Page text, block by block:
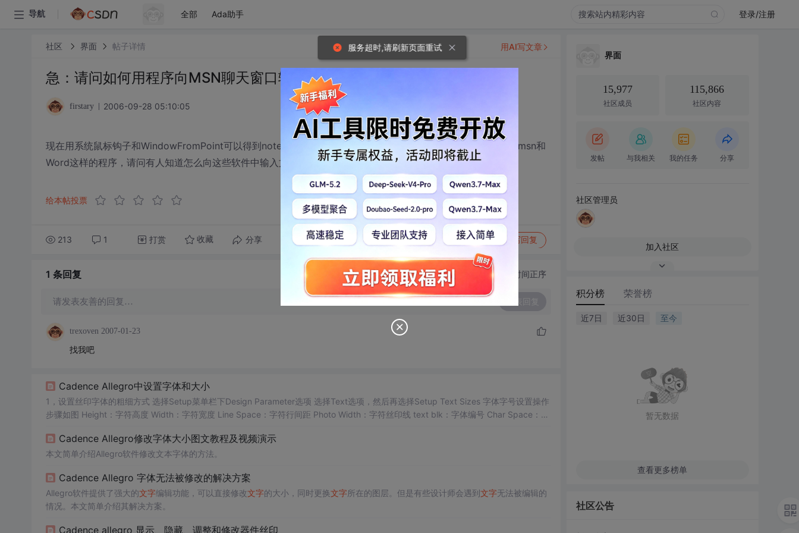
导航 全部 Ada助手 登录/注册
社区 界面 帖子详情
急：请问如何用程序向MSN聊天窗口输入文字？
firstary 2006-09-28 05:10:05
现在用系统鼠标钩子和WindowFromPoint可以得到notepad的窗口句柄并向里面写字，可是同样的办法对付不了msn和
Word这样的程序，请问有人知道怎么向这些软件中输入文字吗，最好能用鼠标操作选择。
给本帖投票
213 1 打赏 收藏 分享 转发到动态 举报 写回复
用AI写文章
1 条回复 切换为时间正序
请发表友善的回复…
trexoven 2007-01-23
找我吧
Cadence Allegro中设置字体和大小
1，设置丝印字体的粗细方式 选择Setup菜单栏下Design Parameter选项 选择Text选项，然后再选择Setup Text Sizes 字体字号设置操作
步骤如图 Height：字符高度 Width：字符宽度 Line Space：字符行间距 Photo Width：字符丝印线 text blk：字体编号 Char Space：字
Cadence Allegro修改字体大小图文教程及视频演示
本文简单介绍Allegro软件修改文本字体的方法。
Cadence Allegro 字体无法被修改的解决方案
Allegro软件提供了强大的文字编辑功能，可以直接修改文字的大小，同时更换文字所在的图层。但是有些设计师会遇到文字无法被编辑的
情况。本文简单介绍其解决方案。
Cadence allegro 显示、隐藏、调整和修改器件丝印
界面
15,977
社区成员
115,866
社区内容
发帖 与我相关 我的任务 分享
社区管理员
加入社区
积分榜 荣誉榜
近7日 近30日 至今
暂无数据
查看更多榜单
社区公告
服务超时,请刷新页面重试